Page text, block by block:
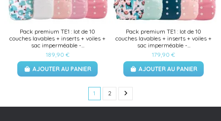
Pack premium TE1 : lot de 10
couches lavables + inserts + voiles +
sac imperméable -...
189,90 €
AJOUTER AU PANIER
Pack premium TE1 : lot de 10
couches lavables + inserts + voiles +
sac imperméable -...
179,90 €
AJOUTER AU PANIER
1 2